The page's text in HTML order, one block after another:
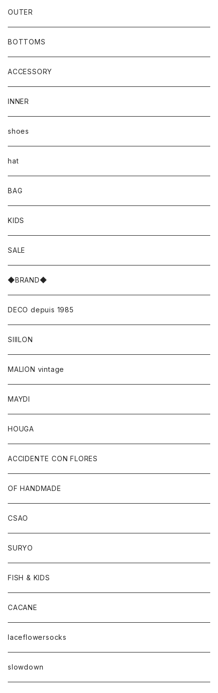
OUTER
BOTTOMS
ACCESSORY
INNER
shoes
hat
BAG
KIDS
SALE
◆BRAND◆
DECO depuis 1985
SIIILON
MALION vintage
MAYDI
HOUGA
ACCIDENTE CON FLORES
OF HANDMADE
CSAO
SURYO
FISH & KIDS
CACANE
laceflowersocks
slowdown